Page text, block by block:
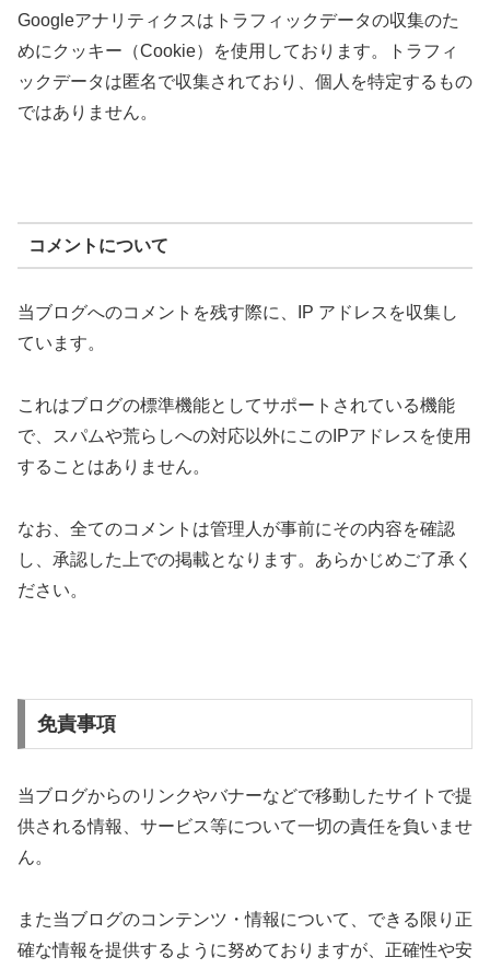
Googleアナリティクスはトラフィックデータの収集のた
めにクッキー（Cookie）を使用しております。トラフィ
ックデータは匿名で収集されており、個人を特定するもの
ではありません。
コメントについて
当ブログへのコメントを残す際に、IP アドレスを収集し
ています。
これはブログの標準機能としてサポートされている機能
で、スパムや荒らしへの対応以外にこのIPアドレスを使用
することはありません。
なお、全てのコメントは管理人が事前にその内容を確認
し、承認した上での掲載となります。あらかじめご了承く
ださい。
免責事項
当ブログからのリンクやバナーなどで移動したサイトで提
供される情報、サービス等について一切の責任を負いませ
ん。
また当ブログのコンテンツ・情報について、できる限り正
確な情報を提供するように努めておりますが、正確性や安